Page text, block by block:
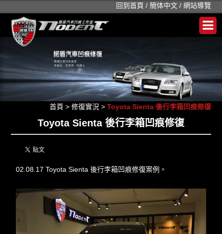
回到首頁 / 簡体中文/ 網站導覽
首頁 > 修復實況 > Toyota Sienta 後行李箱凹痕修復
Toyota Sienta 後行李箱凹痕修復
02.08.17 Toyota Sienta 後行李箱凹痕修復案例。